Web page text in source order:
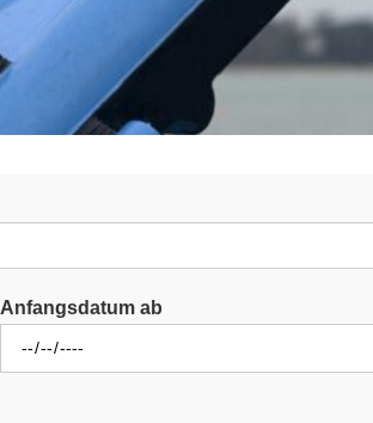
Anfangsdatum ab